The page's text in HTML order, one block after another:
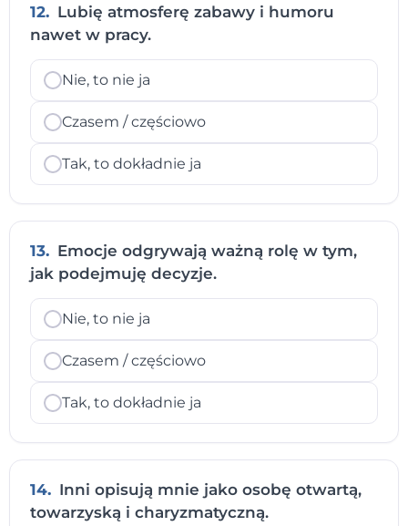
12. Lubię atmosferę zabawy i humoru
nawet w pracy.
Nie, to nie ja
Czasem / częściowo
Tak, to dokładnie ja
13. Emocje odgrywają ważną rolę w tym,
jak podejmuję decyzje.
Nie, to nie ja
Czasem / częściowo
Tak, to dokładnie ja
14. Inni opisują mnie jako osobę otwartą,
towarzyską i charyzmatyczną.